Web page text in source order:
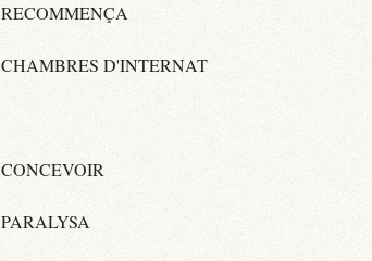
RECOMMENÇA
CHAMBRES D'INTERNAT
CONCEVOIR
PARALYSA